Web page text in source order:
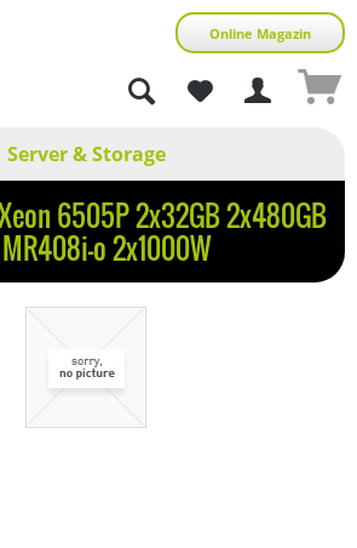
Online Magazin
Server & Storage
6505P 2x32GB 2x480GB
MR408i-o 2x1000W